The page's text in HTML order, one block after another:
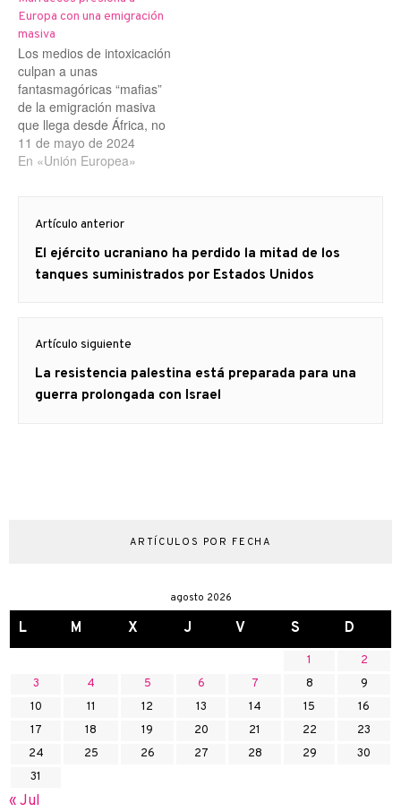
Europa con una emigración
masiva
Los medios de intoxicación
culpan a unas
fantasmagóricas “mafias”
de la emigración masiva
que llega desde África, no
al expolio, el
neocolonialismo y la
típicas maniobras de
distracción que, entre otras
cosas, oculta que en el
norte de…
11 de mayo de 2024
En «Unión Europea»
de
entradas
Artículo anterior
Artículo
anterior
El ejército ucraniano ha perdido la mitad de los
tanques suministrados por Estados Unidos
Artículo siguiente
Artículo
siguiente:
La resistencia palestina está preparada para una
guerra prolongada con Israel
ARTÍCULOS POR FECHA
agosto 2026
L M X J V S D
1
2
3
4 5 6 7 8
9
10
11 12 13 14 15
16
17
18 19 20 21 22
23
24
25 26 27 28 29
30
31
« Jul